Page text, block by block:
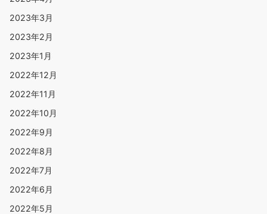
2023年3月
2023年2月
2023年1月
2022年12月
2022年11月
2022年10月
2022年9月
2022年8月
2022年7月
2022年6月
2022年5月